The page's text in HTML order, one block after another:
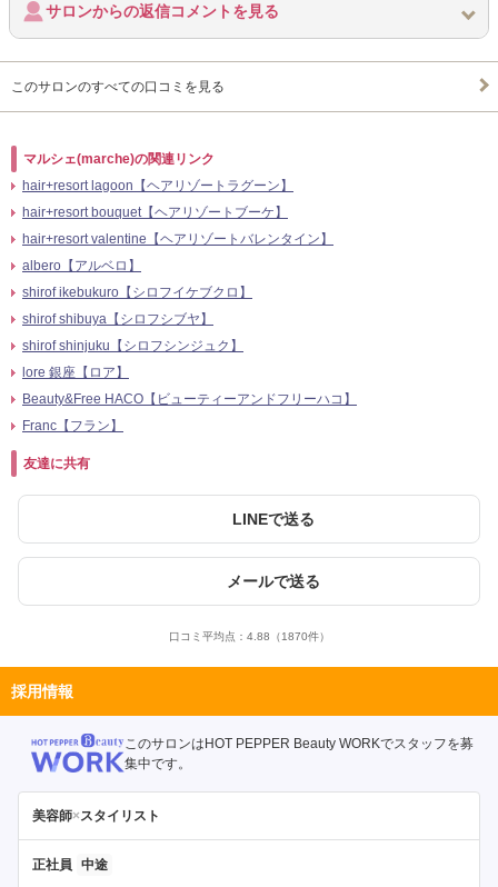
サロンからの返信コメントを見る
このサロンのすべての口コミを見る
マルシェ(marche)の関連リンク
hair+resort lagoon【ヘアリゾートラグーン】
hair+resort bouquet【ヘアリゾートブーケ】
hair+resort valentine【ヘアリゾートバレンタイン】
albero【アルベロ】
shirof ikebukuro【シロフイケブクロ】
shirof shibuya【シロフシブヤ】
shirof shinjuku【シロフシンジュク】
lore 銀座【ロア】
Beauty&Free HACO【ビューティーアンドフリーハコ】
Franc【フラン】
友達に共有
LINEで送る
メールで送る
口コミ平均点： 4.88 （1870件）
採用情報
このサロンはHOT PEPPER Beauty WORKでスタッフを募
集中です。
美容師×スタイリスト
正社員